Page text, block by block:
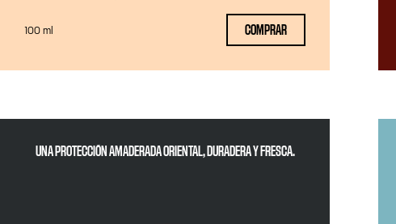
100 ml COMPRAR
UNA PROTECCIÓN AMADERADA ORIENTAL, DURADERA Y FRESCA.